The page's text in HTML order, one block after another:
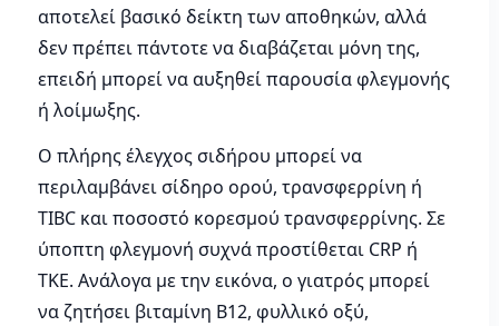
αποτελεί βασικό δείκτη των αποθηκών, αλλά
δεν πρέπει πάντοτε να διαβάζεται μόνη της,
επειδή μπορεί να αυξηθεί παρουσία φλεγμονής
ή λοίμωξης.
Ο πλήρης έλεγχος σιδήρου μπορεί να
περιλαμβάνει σίδηρο ορού, τρανσφερρίνη ή
TIBC και ποσοστό κορεσμού τρανσφερρίνης. Σε
ύποπτη φλεγμονή συχνά προστίθεται CRP ή
ΤΚΕ. Ανάλογα με την εικόνα, ο γιατρός μπορεί
να ζητήσει βιταμίνη Β12, φυλλικό οξύ,